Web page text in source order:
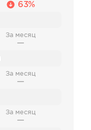
63%
За месяц
—
За месяц
—
За месяц
—